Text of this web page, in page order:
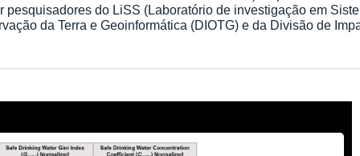
pesquisadores do LiSS (Laboratório de investigação em
da Terra e Geoinformática (DIOTG) e da Divisão de